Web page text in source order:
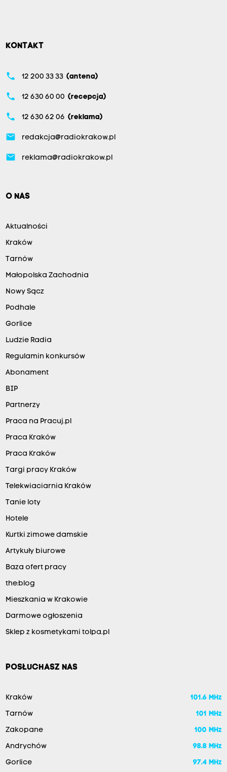
KONTAKT
phone 12 200 33 33 (antena)
phone 12 630 60 00 (recepcja)
phone 12 630 62 06 (reklama)
email redakcja@radiokrakow.pl
email reklama@radiokrakow.pl
O NAS
Aktualności
Kraków
Tarnów
Małopolska Zachodnia
Nowy Sącz
Podhale
Gorlice
Ludzie Radia
Regulamin konkursów
Abonament
BIP
Partnerzy
Praca na Pracuj.pl
Praca Kraków
Praca Kraków
Targi pracy Kraków
Telekwiaciarnia Kraków
Tanie loty
Hotele
Kurtki zimowe damskie
Artykuły biurowe
Baza ofert pracy
the:blog
Mieszkania w Krakowie
Darmowe ogłoszenia
Sklep z kosmetykami tolpa.pl
POSŁUCHASZ NAS
Kraków 101.6 MHz
Tarnów 101 MHz
Zakopane 100 MHz
Andrychów 98.8 MHz
Gorlice 97.4 MHz